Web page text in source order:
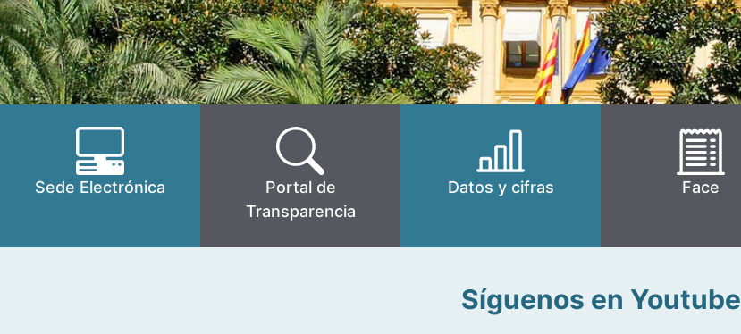
Sede Electrónica
Portal de
Transparencia
Datos y cifras Face
Síguenos en Youtube